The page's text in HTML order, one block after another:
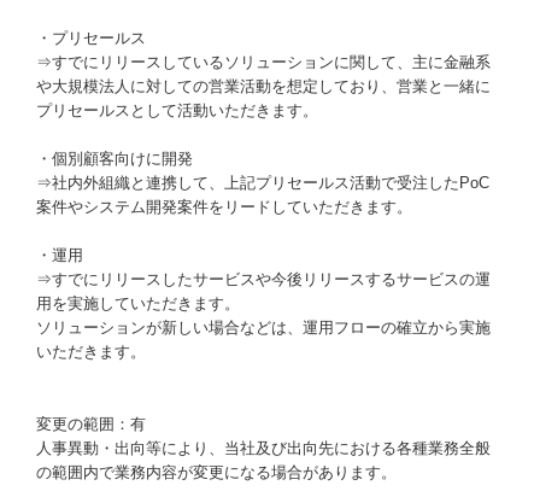
・プリセールス
⇒すでにリリースしているソリューションに関して、主に金融系
や大規模法人に対しての営業活動を想定しており、営業と一緒に
プリセールスとして活動いただきます。
・個別顧客向けに開発
⇒社内外組織と連携して、上記プリセールス活動で受注したPoC
案件やシステム開発案件をリードしていただきます。
・運用
⇒すでにリリースしたサービスや今後リリースするサービスの運
用を実施していただきます。
ソリューションが新しい場合などは、運用フローの確立から実施
いただきます。
変更の範囲：有
人事異動・出向等により、当社及び出向先における各種業務全般
の範囲内で業務内容が変更になる場合があります。